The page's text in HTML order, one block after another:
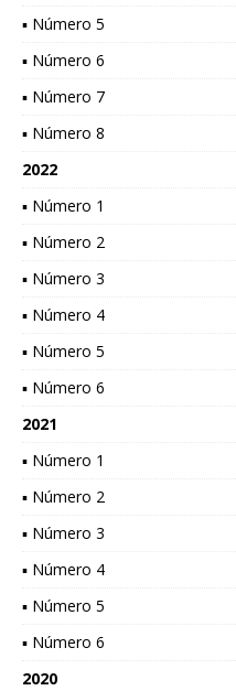
▪ Número 5
▪ Número 6
▪ Número 7
▪ Número 8
2022
▪ Número 1
▪ Número 2
▪ Número 3
▪ Número 4
▪ Número 5
▪ Número 6
2021
▪ Número 1
▪ Número 2
▪ Número 3
▪ Número 4
▪ Número 5
▪ Número 6
2020